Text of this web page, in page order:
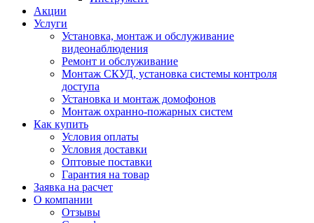
Акции
Услуги
Установка, монтаж и обслуживание
видеонаблюдения
Ремонт и обслуживание
Монтаж СКУД, установка системы контроля
доступа
Установка и монтаж домофонов
Монтаж охранно-пожарных систем
Как купить
Условия оплаты
Условия доставки
Оптовые поставки
Гарантия на товар
Заявка на расчет
О компании
Отзывы